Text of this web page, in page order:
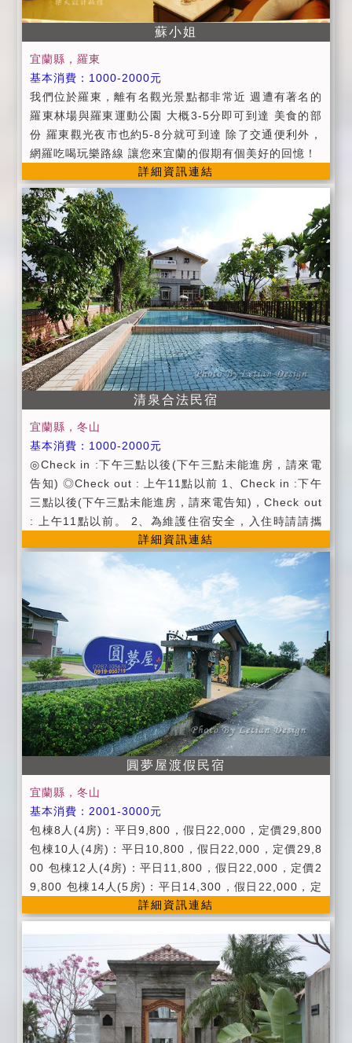
貴重物品、請自行妥善保管、如有遺失，恕不負責，敬
請見諒。 ■ 延期住宿：請於住宿前一週告知
蘇小姐
宜蘭縣，羅東
基本消費：1000-2000元
我們位於羅東，離有名觀光景點都非常近 週遭有著名的
羅東林場與羅東運動公園 大概3-5分即可到達 美食的部
份 羅東觀光夜市也約5-8分就可到達 除了交通便利外，
網羅吃喝玩樂路線 讓您來宜蘭的假期有個美好的回憶！
詳細資訊連結
清泉合法民宿
宜蘭縣，冬山
基本消費：1000-2000元
◎Check in :下午三點以後(下午三點未能進房，請來電
告知) ◎Check out : 上午11點以前 1、Check in :下午
三點以後(下午三點未能進房，請來電告知)，Check out
: 上午11點以前。 2、為維護住宿安全，入住時請請攜
帶身分證，以便我們登記，在辦理登記的同時，也請您
將住宿費一併繳交。 3、恕不接受信用卡刷卡。 4、為
維護住宿品質及安全，請依房型人數進住，如需加人，
請事先告知。(小孩三歲以上算一人）個人貴重物品、請
自行妥善保管、如有遺失，恕不負責 ，敬請見諒。 5、
屋內全面禁止吸菸、嚼食檳榔烹煮。違者無條件取消您
的住房，且訂金恕不退還。 6、謝絕攜帶寵物入住，違
者無條件取消您的住房，且訂金恕不退還。 7、夜間11
點過後，請勿大聲喧嘩嬉鬧，更不能開party，以免擾
鄰。 8、為保障入住房客安全，不接受房客以外人士入
內參觀。 9、不能破壞或攜出屋內用品(如傢具、家電等)
，否則照價賠償。 10、附設停車場地。 ◎附早餐券，
每人50元 ◎代售川湯或川湯春天SPA門票 ◎提供旅遊
資訊服務 ◎待辦汽、機車租賃服務 ◎待辦賞鯨等套裝行
程 如果有事臨時取消請14天前提出，申請退費，因為包
棟不接受臨時取消，除颱風因素延期三個月！ （泳池開
放下午三點至晚上九點半)敬請配合避免擾鄰，違者觀光
局罰單自行吸收！ ◎附早餐 (供餐時間 早上08:30~10:
00) 暑假以假日計算！（泳池開放時間下午三點至九點
半）
詳細資訊連結
圓夢屋渡假民宿
宜蘭縣，冬山
基本消費：2001-3000元
包棟8人(4房)：平日9,800，假日22,000，定價29,800
包棟10人(4房)：平日10,800，假日22,000，定價29,8
00 包棟12人(4房)：平日11,800，假日22,000，定價2
9,800 包棟14人(5房)：平日14,300，假日22,000，定
價29,800 包棟18人(6房)：平日16,800，假日22,00
0，定價29,800 ●平日:週日 - 週五。 ●假日:週六、連續
假日。 ●定價:農曆春節期間。 ●週一至週四，4房即可
包棟。 ●進房時間：PM 15:00以後。 ●退房時間：AM
11:00以前。 ●入住時請記得出示您的證件，以便登記。
●為維護住宿品質，如需加床請事先告知。 ●為維護住宿
環境，室內請勿吸煙及攜帶寵物，不便之處請見諒。 ●
公共設施：免費供應洗衣機、冰溫熱電解水飲水機、 ●
詳細資訊連結